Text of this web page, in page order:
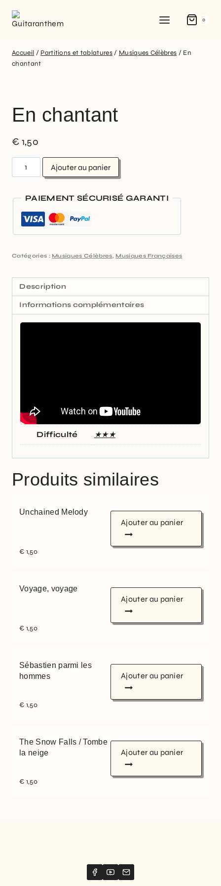
0
Accueil / Partitions et tablatures / Musiques Célèbres / En
chantant
En chantant
€ 1,50
Ajouter au panier
PAIEMENT SÉCURISÉ GARANTI
Catégories : Musiques Célèbres, Musiques Françaises
Description
Informations complémentaires
Difficulté ★★★
Produits similaires
Unchained Melody
€ 1,50
Ajouter au panier
Voyage, voyage
€ 1,50
Ajouter au panier
Sébastien parmi les
hommes
€ 1,50
Ajouter au panier
The Snow Falls / Tombe
la neige
€ 1,50
Ajouter au panier